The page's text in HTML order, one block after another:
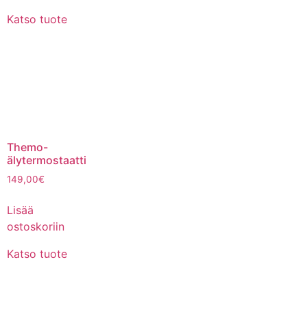
Katso tuote
Themo-
älytermostaatti
149,00€
Lisää
ostoskoriin
Katso tuote